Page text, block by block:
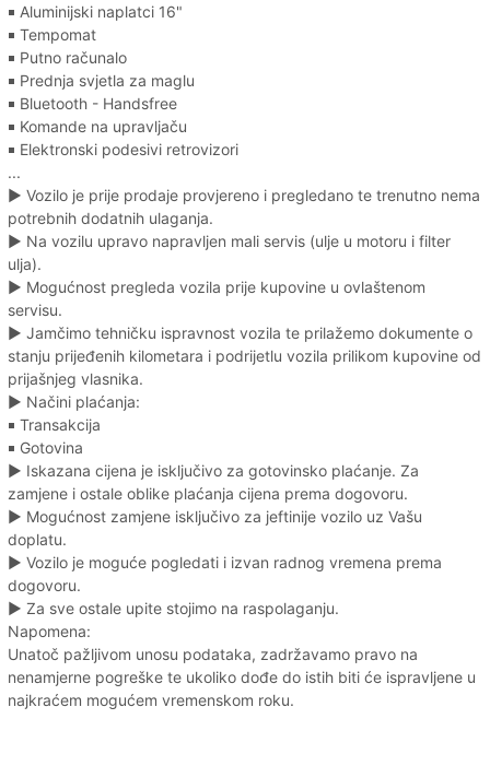
￭ Aluminijski naplatci 16"
￭ Tempomat
￭ Putno računalo
￭ Prednja svjetla za maglu
￭ Bluetooth - Handsfree
￭ Komande na upravljaču
￭ Elektronski podesivi retrovizori
...
► Vozilo je prije prodaje provjereno i pregledano te trenutno nema
potrebnih dodatnih ulaganja.
► Na vozilu upravo napravljen mali servis (ulje u motoru i filter
ulja).
► Mogućnost pregleda vozila prije kupovine u ovlaštenom
servisu.
► Jamčimo tehničku ispravnost vozila te prilažemo dokumente o
stanju prijeđenih kilometara i podrijetlu vozila prilikom kupovine od
prijašnjeg vlasnika.
► Načini plaćanja:
￭ Transakcija
￭ Gotovina
► Iskazana cijena je isključivo za gotovinsko plaćanje. Za
zamjene i ostale oblike plaćanja cijena prema dogovoru.
► Mogućnost zamjene isključivo za jeftinije vozilo uz Vašu
doplatu.
► Vozilo je moguće pogledati i izvan radnog vremena prema
dogovoru.
► Za sve ostale upite stojimo na raspolaganju.
Napomena:
Unatoč pažljivom unosu podataka, zadržavamo pravo na
nenamjerne pogreške te ukoliko dođe do istih biti će ispravljene u
najkraćem mogućem vremenskom roku.